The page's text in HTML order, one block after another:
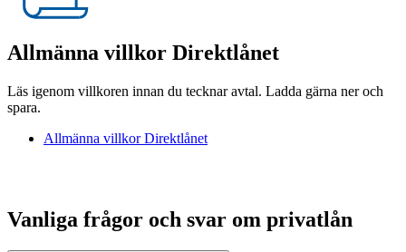
Allmänna villkor Direktlånet
Läs igenom villkoren innan du tecknar avtal. Ladda gärna ner och
spara.
Allmänna villkor Direktlånet
Vanliga frågor och svar om privatlån